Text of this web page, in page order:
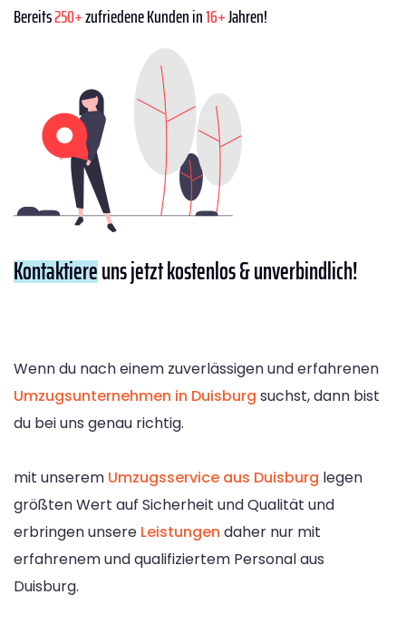
Bereits250+zufriedene Kunden in16+Jahren!
Kontaktiereuns jetzt kostenlos & unverbindlich!
Wenn du nach einem zuverlässigen und erfahrenen
Umzugsunternehmen in Duisburg suchst, dann bist
du bei uns genau richtig.
mit unserem Umzugsservice aus Duisburg legen
größten Wert auf Sicherheit und Qualität und
erbringen unsere Leistungen daher nur mit
erfahrenem und qualifiziertem Personal aus
Duisburg.